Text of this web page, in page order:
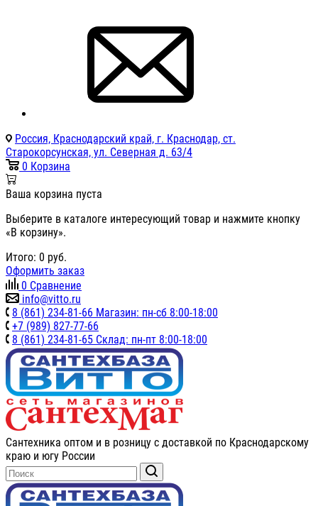
Россия, Краснодарский край, г. Краснодар, ст.
Старокорсунская, ул. Северная д. 63/4
0 Корзина
Ваша корзина пуста
Выберите в каталоге интересующий товар и нажмите кнопку
«В корзину».
Итого: 0 руб.
Оформить заказ
0 Сравнение
info@vitto.ru
8 (861) 234-81-66 Магазин: пн-сб 8:00-18:00
+7 (989) 827-77-66
8 (861) 234-81-65 Склад: пн-пт 8:00-18:00
Сантехника оптом и в розницу с доставкой по Краснодарскому
краю и югу России